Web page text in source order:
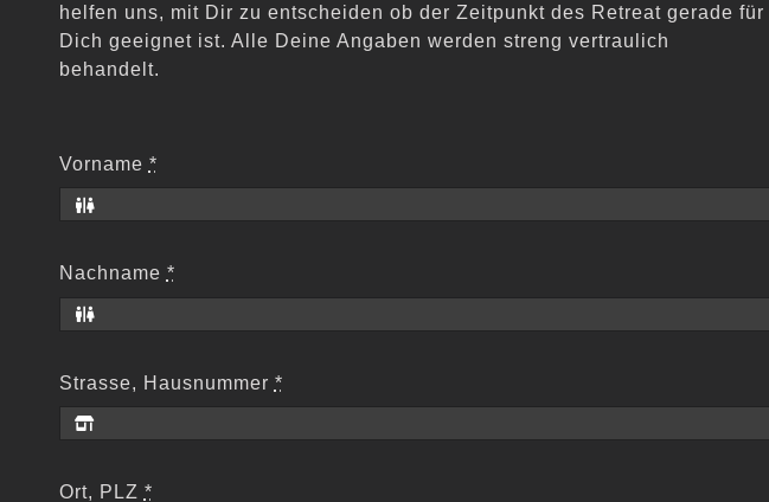
helfen uns, mit Dir zu entscheiden ob der Zeitpunkt des Retreat gerade für
Dich geeignet ist. Alle Deine Angaben werden streng vertraulich
behandelt.
Vorname *
Nachname *
Strasse, Hausnummer *
Ort, PLZ *